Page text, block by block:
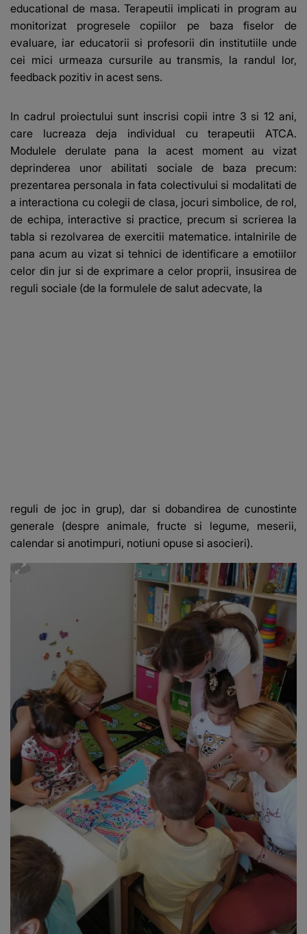
educational de masa. Terapeutii implicati in program au
monitorizat progresele copiilor pe baza fiselor de
evaluare, iar educatorii si profesorii din institutiile unde
cei mici urmeaza cursurile au transmis, la randul lor,
feedback pozitiv in acest sens.
In cadrul proiectului sunt inscrisi copii intre 3 si 12 ani,
care lucreaza deja individual cu terapeutii ATCA.
Modulele derulate pana la acest moment au vizat
deprinderea unor abilitati sociale de baza precum:
prezentarea personala in fata colectivului si modalitati de
a interactiona cu colegii de clasa, jocuri simbolice, de rol,
de echipa, interactive si practice, precum si scrierea la
tabla si rezolvarea de exercitii matematice. intalnirile de
pana acum au vizat si tehnici de identificare a emotiilor
celor din jur si de exprimare a celor proprii, insusirea de
reguli sociale (de la formulele de salut adecvate, la
reguli de joc in grup), dar si dobandirea de cunostinte
generale (despre animale, fructe si legume, meserii,
calendar si anotimpuri, notiuni opuse si asocieri).